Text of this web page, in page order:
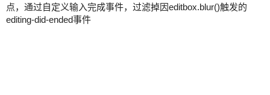
点，通过自定义输入完成事件，过滤掉因editbox.blur()触发的
editing-did-ended事件